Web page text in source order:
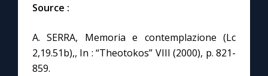
Source :
A. SERRA, Memoria e contemplazione (Lc
2,19.51b),, In : “Theotokos” VIII (2000), p. 821-
859.